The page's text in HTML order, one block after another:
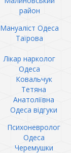
район
Мануаліст Одеса
Таїрова
Лікар нарколог
Одеса
Ковальчук
Тетяна
Анатоліївна
Одеса відгуки
Психоневролог
Одеса
Черемушки